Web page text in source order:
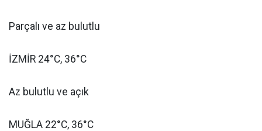
Parçalı ve az bulutlu
İZMİR 24°C, 36°C
Az bulutlu ve açık
MUĞLA 22°C, 36°C